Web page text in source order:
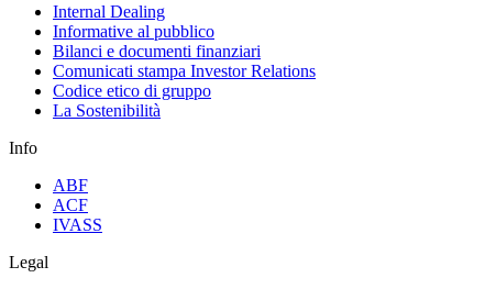
Internal Dealing
Informative al pubblico
Bilanci e documenti finanziari
Comunicati stampa Investor Relations
Codice etico di gruppo
La Sostenibilità
Info
ABF
ACF
IVASS
Legal